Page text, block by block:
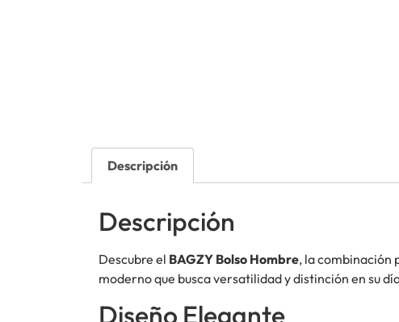
Descripción
Descripción
Descubre el BAGZY Bolso Hombre, la combinación
moderno que busca versatilidad y distinción en su
Diseño Elegante